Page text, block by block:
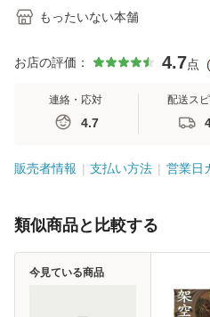
もったいない本舗
お店の評価： 4.7点 (
連絡・応対
4.7
配送ス
販売者情報 支払い方法 営業日
類似商品と比較する
今見ている商品